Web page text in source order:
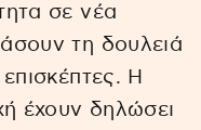
σε νέα
τη δουλειά
Η
έχουν δηλώσει